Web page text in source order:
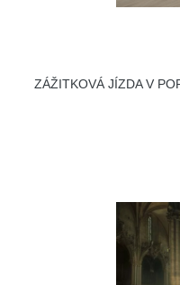
ZÁŽITKOVÁ JÍZDA V